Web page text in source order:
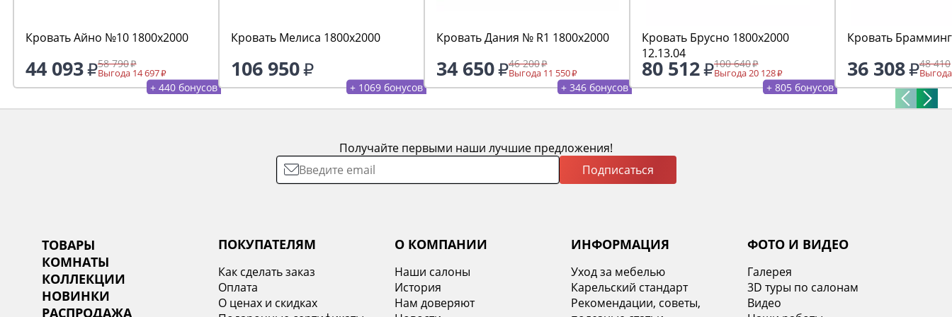
Кровать Айно №10 1800х2000
44 093 58 790
Выгода 14 697
+ 440 бонусов
Кровать Мелиса 1800х2000
106 950
+ 1069 бонусов
Кровать Дания № R1 1800х2000
34 650 46 200
Выгода 11 550
+ 346 бонусов
Кровать Брусно 1800х2000
12.13.04
80 512 100 640
Выгода 20 128
+ 805 бонусов
Кровать
36 308 48 410
Получайте первыми наши лучшие предложения!
Подписаться
ТОВАРЫ
КОМНАТЫ
КОЛЛЕКЦИИ
НОВИНКИ
РАСПРОДАЖА
ПОКУПАТЕЛЯМ
Как сделать заказ
Оплата
О ценах и скидках
О КОМПАНИИ
Наши салоны
История
Нам доверяют
ИНФОРМАЦИЯ
Уход за мебелью
Карельский стандарт
Рекомендации, советы,
ФОТО И ВИДЕО
Галерея
3D туры по салонам
Видео